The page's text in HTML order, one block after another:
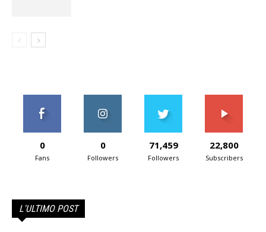
0
Fans
0
Followers
71,459
Followers
22,800
Subscribers
L'ULTIMO POST